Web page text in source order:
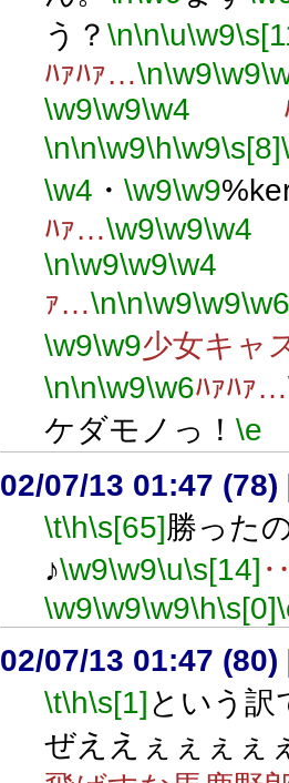
う？ \n\n\u\w9
ﾊｧﾊｧ…\n\w9\w9
\w9\w9\w4 ﾊｧ
\n\n\w9\h\w9\s[8]
\w4 ・ \w9\w9
ﾊｧ…\w9\w9\w4
\n\w9\w9\w4
ｧ…\n\n\w9\w9\w6
\w9\w9少女キャ
\n\n\w9\w6ﾊｧﾊｧ…
ケダモノっ！ \e
02/07/13 01:47 (78)
\t\h\s[65]勝った
♪\w9\w9\u\s[14]
\w9\w9\w9\h\s[0]
02/07/13 01:47 (80)
\t\h\s[1] という訳
ぜええぇぇぇぇ